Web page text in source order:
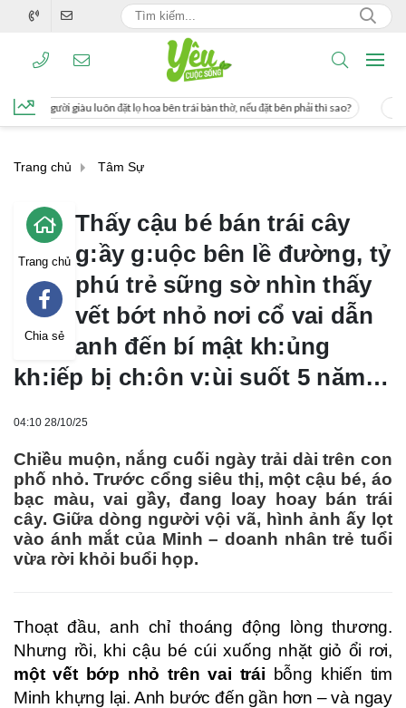
đặt lọ hoa bên trái bàn thờ, nếu đặt bên phải thì sao? Cách uống nước mía
Trang chủ Tâm Sự
Trang chủ
Chia sẻ
Thấy cậu bé bán trái cây
g:ầy g:uộc bên lề đường, tỷ
phú trẻ sững sờ nhìn thấy
vết bớt nhỏ nơi cổ vai dẫn
anh đến bí mật kh:ủng
kh:iếp bị ch:ôn v:ùi suốt 5 năm…
04:10 28/10/25
Chiều muộn, nắng cuối ngày trải dài trên con
phố nhỏ. Trước cổng siêu thị, một cậu bé, áo
bạc màu, vai gầy, đang loay hoay bán trái
cây. Giữa dòng người vội vã, hình ảnh ấy lọt
vào ánh mắt của Minh – doanh nhân trẻ tuổi
vừa rời khỏi buổi họp.
Thoạt đầu, anh chỉ thoáng động lòng thương.
Nhưng rồi, khi cậu bé cúi xuống nhặt giỏ ổi rơi,
một vết bớp nhỏ trên vai trái bỗng khiến tim
Minh khựng lại. Anh bước đến gần hơn – và ngay